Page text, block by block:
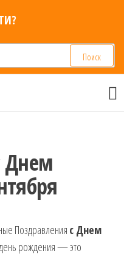
Днем
Поздравления с Днем
рождения — это